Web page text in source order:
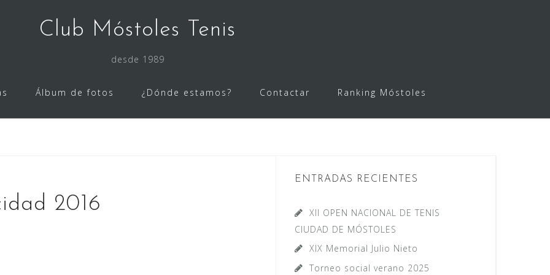
Club Móstoles Tenis
desde 1989
Álbum de fotos ¿Dónde estamos? Contactar Ranking Móstoles
2016
ENTRADAS RECIENTES
XII OPEN NACIONAL DE TENIS
CIUDAD DE MÓSTOLES
XIX Memorial Julio Nieto
Torneo social verano 2025